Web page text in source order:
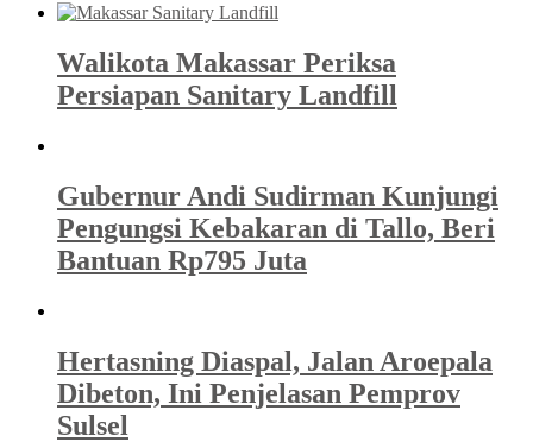
Walikota Makassar Periksa
Persiapan Sanitary Landfill
Gubernur Andi Sudirman Kunjungi
Pengungsi Kebakaran di Tallo, Beri
Bantuan Rp795 Juta
Hertasning Diaspal, Jalan Aroepala
Dibeton, Ini Penjelasan Pemprov
Sulsel